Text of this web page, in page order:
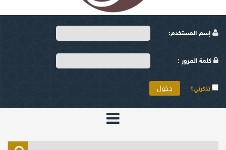
إسم المستخدم:
كلمة المرور :
تذكرني؟